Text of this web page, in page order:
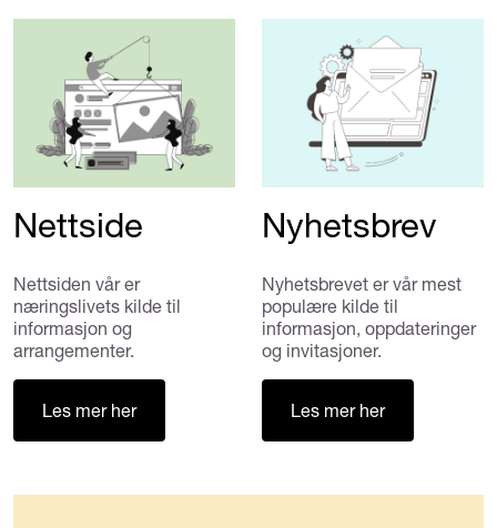
Nettside
Nettsiden vår er
næringslivets kilde til
informasjon og
arrangementer.
Les mer her
Nyhetsbrev
Nyhetsbrevet er vår mest
populære kilde til
informasjon, oppdateringer
og invitasjoner.
Les mer her